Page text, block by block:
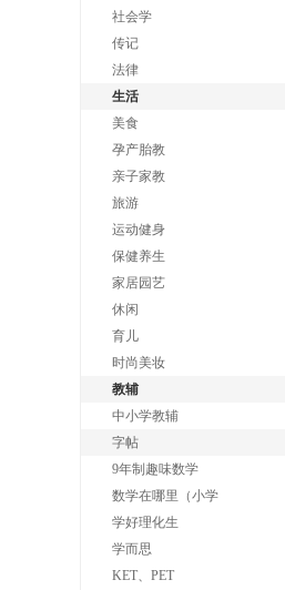
社会学
传记
法律
生活
美食
孕产胎教
亲子家教
旅游
运动健身
保健养生
家居园艺
休闲
育儿
时尚美妆
教辅
中小学教辅
字帖
9年制趣味数学
数学在哪里（小学
学好理化生
学而思
KET、PET